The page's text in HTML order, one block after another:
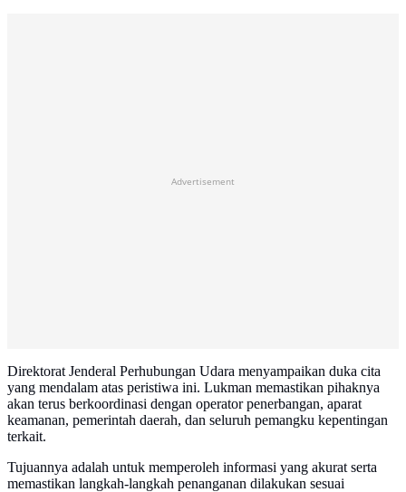
Advertisement
Direktorat Jenderal Perhubungan Udara menyampaikan duka cita
yang mendalam atas peristiwa ini. Lukman memastikan pihaknya
akan terus berkoordinasi dengan operator penerbangan, aparat
keamanan, pemerintah daerah, dan seluruh pemangku kepentingan
terkait.
Tujuannya adalah untuk memperoleh informasi yang akurat serta
memastikan langkah-langkah penanganan dilakukan sesuai